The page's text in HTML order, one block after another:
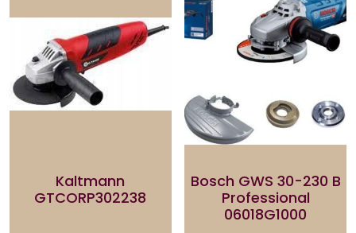
Kaltmann
GTCORP302238
Bosch GWS 30-230 B
Professional
06018G1000